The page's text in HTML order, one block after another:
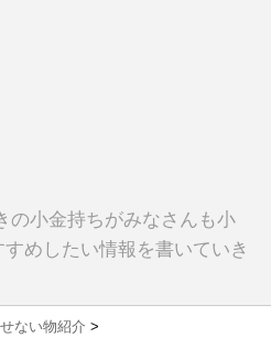
の小金持ちがみなさんも小
めしたい情報を書いていき
ない物紹介 >